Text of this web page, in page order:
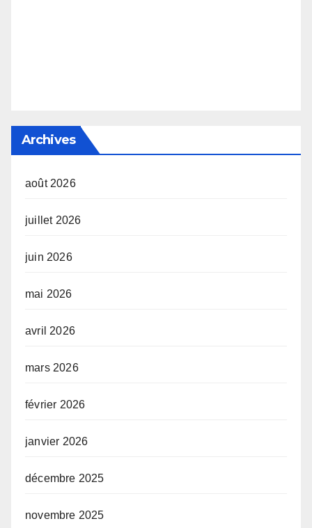
Archives
août 2026
juillet 2026
juin 2026
mai 2026
avril 2026
mars 2026
février 2026
janvier 2026
décembre 2025
novembre 2025